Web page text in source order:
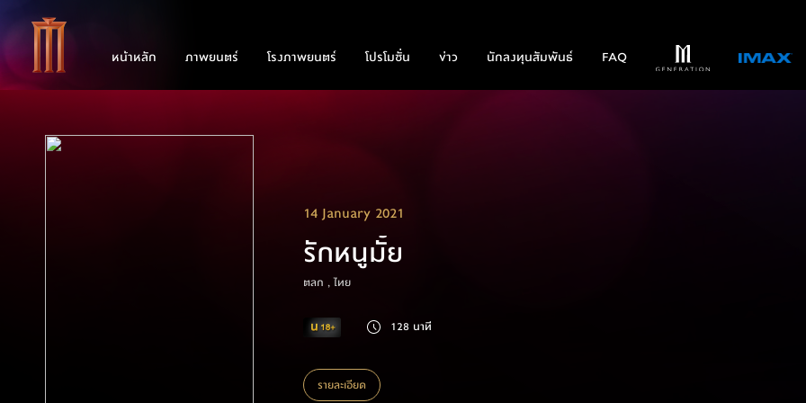
หน้าหลัก ภาพยนตร์ โรงภาพยนตร์ โปรโมชั่น ข่าว นักลงทุนสัมพันธ์ FAQ
14 January 2021
รักหนูมั้ย
ตลก , ไทย
128 นาที
รายละเอียด